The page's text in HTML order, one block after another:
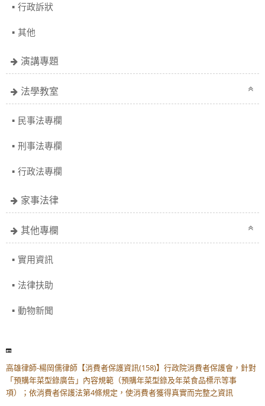
行政訴狀
其他
演講專題
法學教室
民事法專欄
刑事法專欄
行政法專欄
家事法律
其他專欄
實用資訊
法律扶助
動物新聞
高雄律師-楊岡儒律師【消費者保護資訊(158)】行政院消費者保護會，針對
「預購年菜型錄廣告」內容規範（預購年菜型錄及年菜食品標示等事
項）；依消費者保護法第4條規定，使消費者獲得真實而完整之資訊